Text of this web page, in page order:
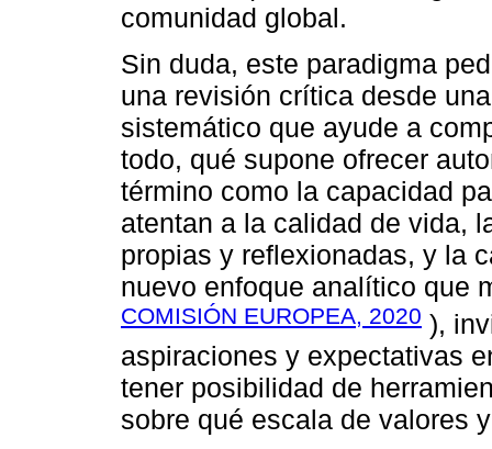
comunidad global.
Sin duda, este paradigma
una revisión crítica desde
sistemático que ayude a
todo, qué supone ofrecer
término como la capacidad
atentan a la calidad de vida,
propias y reflexionadas, y la
nuevo enfoque analítico que
COMISIÓN EUROPEA, 2020 ),
aspiraciones y expectativas
tener posibilidad de
sobre qué escala de valores